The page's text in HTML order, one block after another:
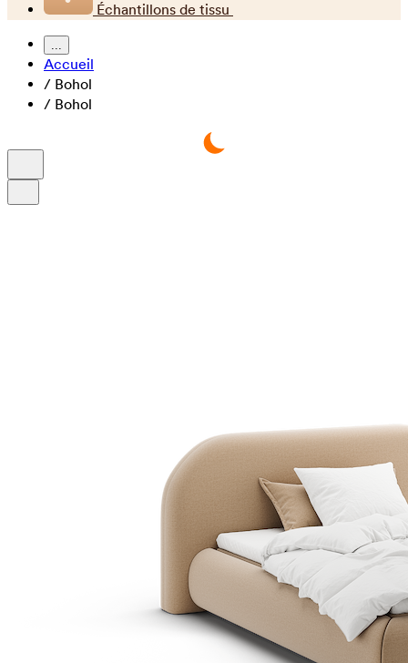
Échantillons de tissu
...
Accueil
/ Bohol
/ Bohol